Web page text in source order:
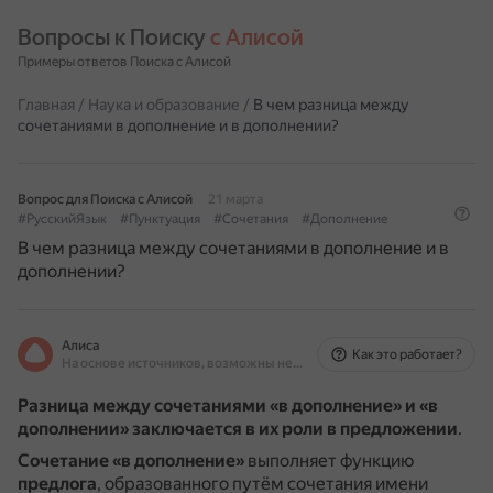
Вопросы к Поиску с Алисой
Примеры ответов Поиска с Алисой
Главная / Наука и образование / В чем разница между
сочетаниями в дополнение и в дополнении?
Вопрос для Поиска с Алисой
21 марта
#РусскийЯзык
#Пунктуация #Сочетания #Дополнение
В чем разница между сочетаниями в дополнение и в
дополнении?
Алиса
На основе источников, возможны неточности
Как это работает?
Разница между сочетаниями «в дополнение» и «в
дополнении» заключается в их роли в предложении.
Сочетание «в дополнение» выполняет функцию
предлога, образованного путём сочетания имени